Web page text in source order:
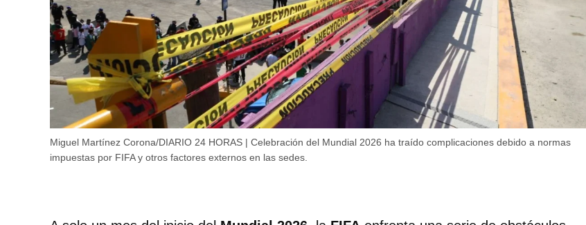
Miguel Martínez Corona/DIARIO 24 HORAS | Celebración del Mundial 2026 ha traído complicaciones debido a normas
impuestas por FIFA y otros factores externos en las sedes.